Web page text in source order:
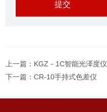
上一篇： KGZ－1C智能光泽度仪
下一篇：CR-10手持式色差仪